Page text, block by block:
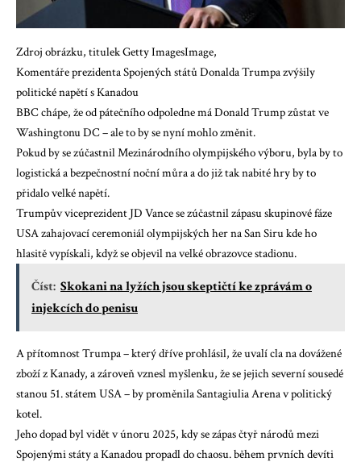
Zdroj obrázku, titulek Getty ImagesImage,
Komentáře prezidenta Spojených států Donalda Trumpa zvýšily
politické napětí s Kanadou
BBC chápe, že od pátečního odpoledne má Donald Trump zůstat ve
Washingtonu DC – ale to by se nyní mohlo změnit.
Pokud by se zúčastnil Mezinárodního olympijského výboru, byla by to
logistická a bezpečnostní noční můra a do již tak nabité hry by to
přidalo velké napětí.
Trumpův viceprezident JD Vance se zúčastnil zápasu skupinové fáze
USAzahajovací ceremoniál olympijských her na San Sirukde ho
hlasitě vypískali, když se objevil na velké obrazovce stadionu.
Číst: Skokani na lyžích jsou skeptičtí ke zprávám o
injekcích do penisu
A přítomnost Trumpa – který dříve prohlásil, že uvalí cla na dovážené
zboží z Kanady, a zároveň vznesl myšlenku, že se jejich severní sousedé
stanou 51. státem USA – by proměnila Santagiulia Arena v politický
kotel.
Jeho dopad byl vidět v únoru 2025, kdy se zápas čtyř národů mezi
Spojenými státy a Kanadou propadl do chaosu.během prvních devíti